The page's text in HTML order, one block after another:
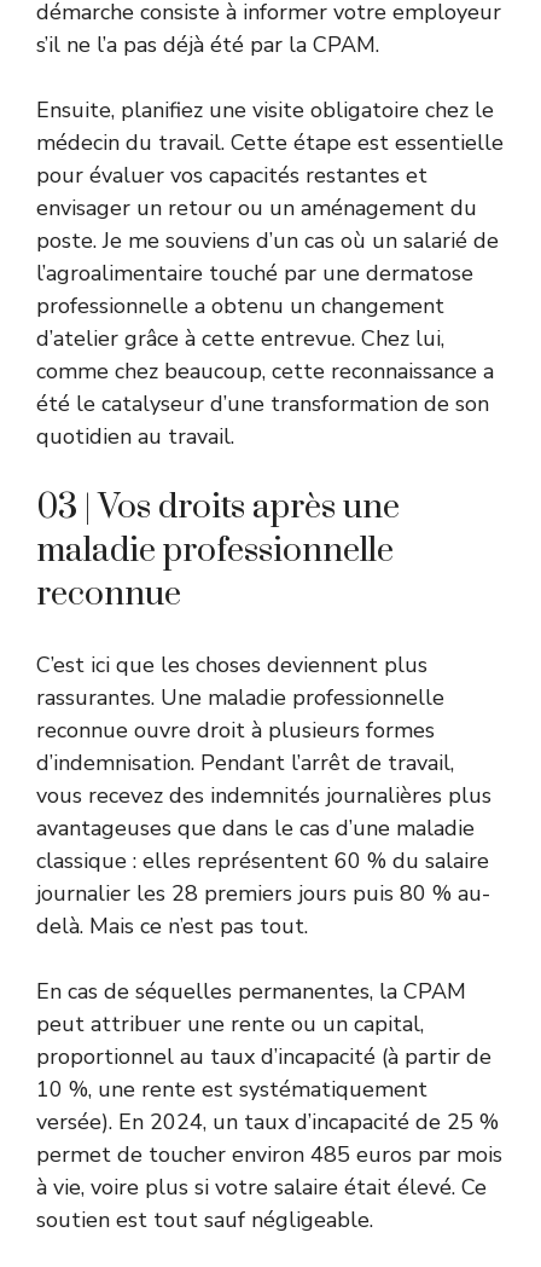
démarche consiste à informer votre employeur
s’il ne l’a pas déjà été par la CPAM.
Ensuite, planifiez une visite obligatoire chez le
médecin du travail. Cette étape est essentielle
pour évaluer vos capacités restantes et
envisager un retour ou un aménagement du
poste. Je me souviens d’un cas où un salarié de
l’agroalimentaire touché par une dermatose
professionnelle a obtenu un changement
d’atelier grâce à cette entrevue. Chez lui,
comme chez beaucoup, cette reconnaissance a
été le catalyseur d’une transformation de son
quotidien au travail.
03 | Vos droits après une
maladie professionnelle
reconnue
C’est ici que les choses deviennent plus
rassurantes. Une maladie professionnelle
reconnue ouvre droit à plusieurs formes
d’indemnisation. Pendant l’arrêt de travail,
vous recevez des indemnités journalières plus
avantageuses que dans le cas d’une maladie
classique : elles représentent 60 % du salaire
journalier les 28 premiers jours puis 80 % au-
delà. Mais ce n’est pas tout.
En cas de séquelles permanentes, la CPAM
peut attribuer une rente ou un capital,
proportionnel au taux d’incapacité (à partir de
10 %, une rente est systématiquement
versée). En 2024, un taux d’incapacité de 25 %
permet de toucher environ 485 euros par mois
à vie, voire plus si votre salaire était élevé. Ce
soutien est tout sauf négligeable.